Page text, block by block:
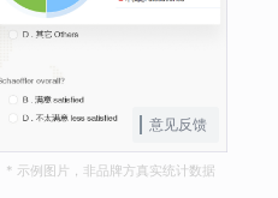
意见反馈
* 示例图片，非品牌方真实统计数据